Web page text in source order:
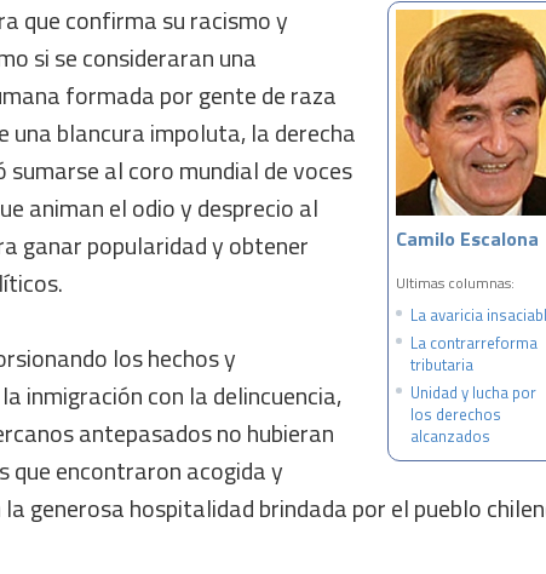
Camilo Escalona
Ultimas columnas:
La avaricia
La contrarreforma
tributaria
Unidad y lucha por
los derechos
alcanzados
que confirma su racismo y
si se consideraran una
formada por gente de raza
una blancura impoluta, la derecha
sumarse al coro mundial de voces
animan el odio y desprecio al
ganar popularidad y obtener
los hechos y
inmigración con la delincuencia,
antepasados no hubieran
que encontraron acogida y
generosa hospitalidad brindada por el pueblo